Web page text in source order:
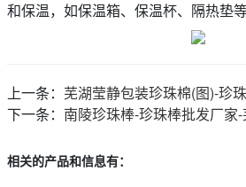
和保温，如保温箱、保温杯、隔热垫等
上一条： 芜湖莹静包装珍珠棉(图)-珍
下一条： 南陵珍珠棒-珍珠棒批发厂家
相关的产品和信息有：